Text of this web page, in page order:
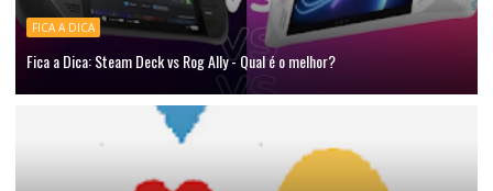
FICA A DICA
Fica a Dica: Steam Deck vs Rog Ally - Qual é o melhor?